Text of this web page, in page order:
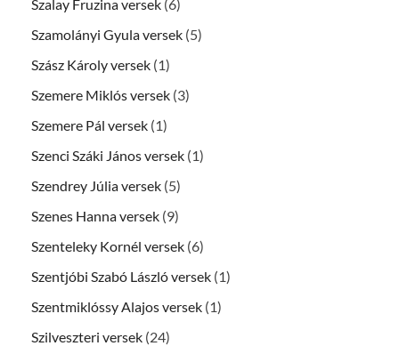
Szalay Fruzina versek (6)
Szamolányi Gyula versek (5)
Szász Károly versek (1)
Szemere Miklós versek (3)
Szemere Pál versek (1)
Szenci Száki János versek (1)
Szendrey Júlia versek (5)
Szenes Hanna versek (9)
Szenteleky Kornél versek (6)
Szentjóbi Szabó László versek (1)
Szentmiklóssy Alajos versek (1)
Szilveszteri versek (24)